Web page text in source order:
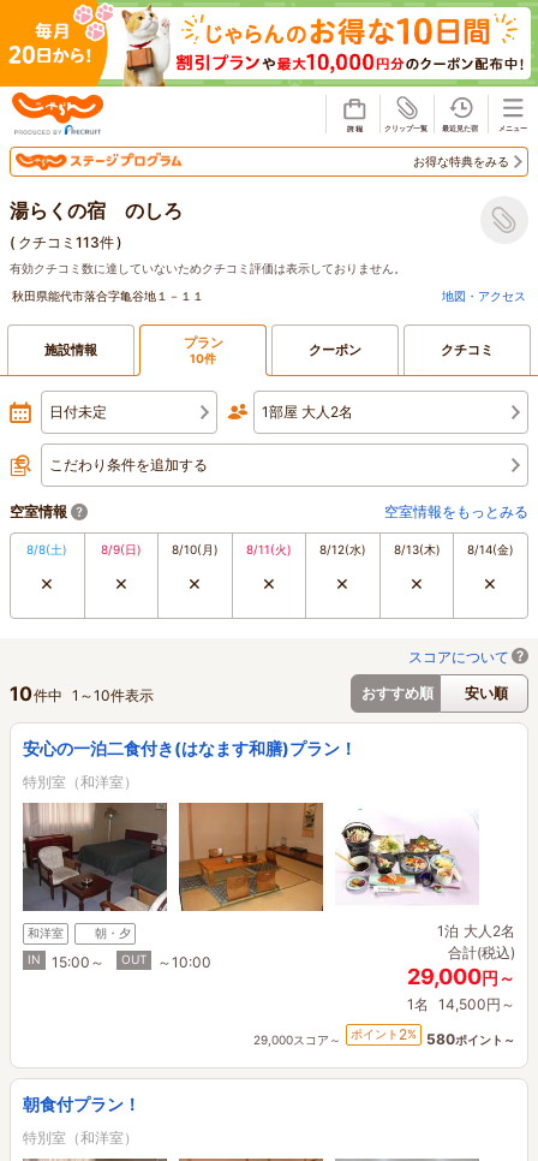
お得な特典をみる
湯らくの宿 のしろ
( クチコミ113件)
有効クチコミ数に達していないためクチコミ評価は表示しておりません。
秋田県能代市落合字亀谷地１－１１
地図・アクセス
施設情報 プラン
10件 クーポン クチコミ
日付未定 1部屋 大人2名
こだわり条件を追加する
空室情報 空室情報をもっとみる
8/8(土)
×
8/9(日)
×
8/10(月)
×
8/11(火)
×
8/12(水)
×
8/13(木)
×
8/14(金)
×
スコアについて
おすすめ順
安い順
10件中 1 ～10件表示
安心の一泊二食付き(はなます和膳)プラン！
特別室（和洋室）
和洋室
朝・夕
IN
15:00～ OUT ～10:00
1泊 大人2名
合計(税込)
29,000円～
1名 14,500円～
29,000スコア～ ポイント 2% 580ポイント～
朝食付プラン！
特別室（和洋室）